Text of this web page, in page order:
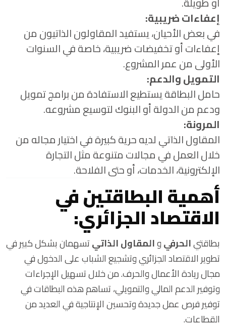
إعفاءات ضريبية:
في بعض الأحيان، يستفيد المقاولون الذاتيون من
إعفاءات أو تخفيضات ضريبية، خاصة في السنوات
الأولى من عمر المشروع.
التمويل والدعم:
حامل البطاقة يستطيع الاستفادة من برامج تمويل
ودعم من الدولة أو البنوك لتوسيع مشروعه.
المرونة:
المقاول الذاتي لديه حرية كبيرة في اختيار مجاله من
خلال العمل في مجالات متنوعة مثل التجارة
الإلكترونية، الخدمات، أو حتى الفلاحة.
أهمية البطاقتين في
الاقتصاد الجزائري:
بطاقتيالحرفيوالمقاول الذاتيتسهمان بشكل كبير في
تطوير الاقتصاد الجزائري وتشجيع الشباب على الدخول في
مجال ريادة الأعمال والحرف. من خلال تسهيل الإجراءات
وتوفير الدعم المالي والتمويلي، تساهم هذه البطاقات في
توفير فرص عمل جديدة وتحسين الإنتاجية في العديد من
القطاعات.